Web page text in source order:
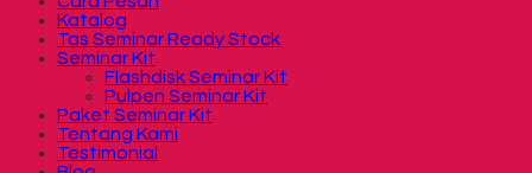
Katalog
Tas Seminar Ready Stock
Seminar Kit
Flashdisk Seminar Kit
Pulpen Seminar Kit
Paket Seminar Kit
Tentang Kami
Testimonial